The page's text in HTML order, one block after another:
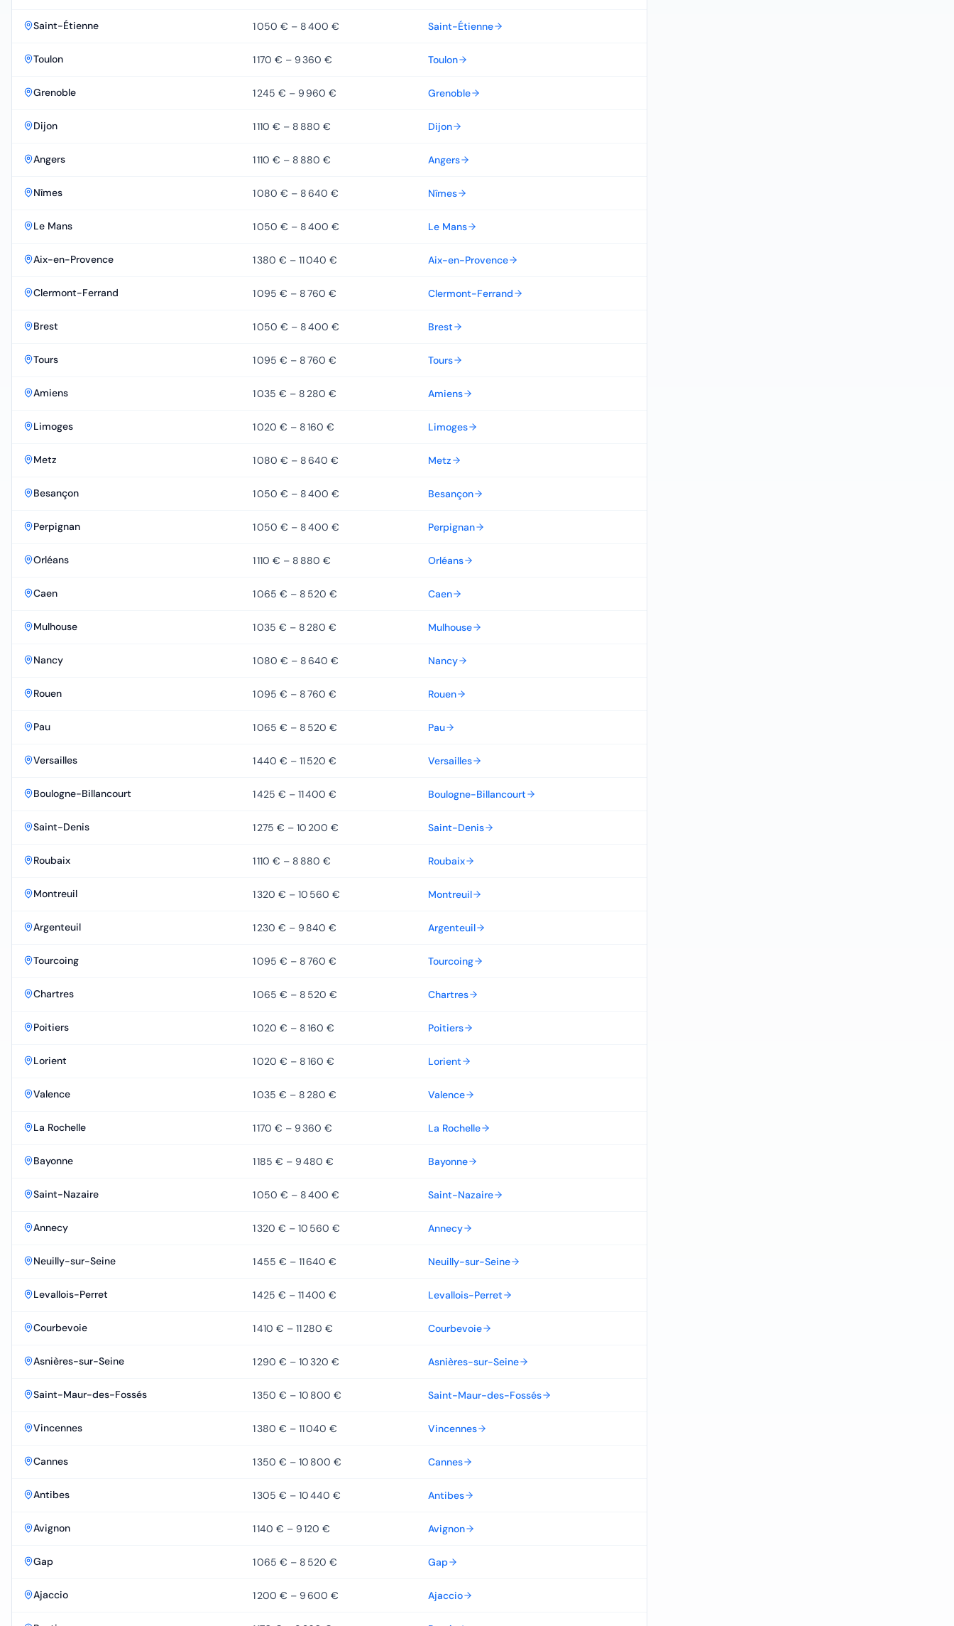
Saint-Étienne 1 050 € – 8 400 € Saint-Étienne
Toulon 1 170 € – 9 360 € Toulon
Grenoble 1 245 € – 9 960 € Grenoble
Dijon 1 110 € – 8 880 € Dijon
Angers 1 110 € – 8 880 € Angers
Nîmes 1 080 € – 8 640 € Nîmes
Le Mans 1 050 € – 8 400 € Le Mans
Aix-en-Provence 1 380 € – 11 040 € Aix-en-Provence
Clermont-Ferrand 1 095 € – 8 760 € Clermont-Ferrand
Brest 1 050 € – 8 400 € Brest
Tours 1 095 € – 8 760 € Tours
Amiens 1 035 € – 8 280 € Amiens
Limoges 1 020 € – 8 160 € Limoges
Metz 1 080 € – 8 640 € Metz
Besançon 1 050 € – 8 400 € Besançon
Perpignan 1 050 € – 8 400 € Perpignan
Orléans 1 110 € – 8 880 € Orléans
Caen 1 065 € – 8 520 € Caen
Mulhouse 1 035 € – 8 280 € Mulhouse
Nancy 1 080 € – 8 640 € Nancy
Rouen 1 095 € – 8 760 € Rouen
Pau 1 065 € – 8 520 € Pau
Versailles 1 440 € – 11 520 € Versailles
Boulogne-Billancourt 1 425 € – 11 400 € Boulogne-Billancourt
Saint-Denis 1 275 € – 10 200 € Saint-Denis
Roubaix 1 110 € – 8 880 € Roubaix
Montreuil 1 320 € – 10 560 € Montreuil
Argenteuil 1 230 € – 9 840 € Argenteuil
Tourcoing 1 095 € – 8 760 € Tourcoing
Chartres 1 065 € – 8 520 € Chartres
Poitiers 1 020 € – 8 160 € Poitiers
Lorient 1 020 € – 8 160 € Lorient
Valence 1 035 € – 8 280 € Valence
La Rochelle 1 170 € – 9 360 € La Rochelle
Bayonne 1 185 € – 9 480 € Bayonne
Saint-Nazaire 1 050 € – 8 400 € Saint-Nazaire
Annecy 1 320 € – 10 560 € Annecy
Neuilly-sur-Seine 1 455 € – 11 640 € Neuilly-sur-Seine
Levallois-Perret 1 425 € – 11 400 € Levallois-Perret
Courbevoie 1 410 € – 11 280 € Courbevoie
Asnières-sur-Seine 1 290 € – 10 320 € Asnières-sur-Seine
Saint-Maur-des-Fossés 1 350 € – 10 800 € Saint-Maur-des-Fossés
Vincennes 1 380 € – 11 040 € Vincennes
Cannes 1 350 € – 10 800 € Cannes
Antibes 1 305 € – 10 440 € Antibes
Avignon 1 140 € – 9 120 € Avignon
Gap 1 065 € – 8 520 € Gap
Ajaccio 1 200 € – 9 600 € Ajaccio